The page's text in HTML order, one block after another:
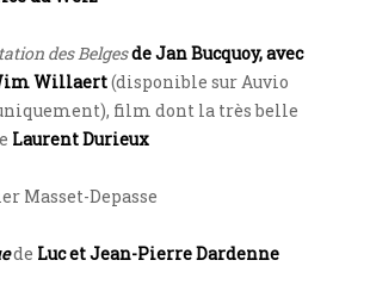
des Belgesde Jan Bucquoy, avec
Willaert(disponible sur Auvio
film dont la très belle
Laurent Durieux
Masset-Depasse
de Luc et Jean-Pierre Dardenne